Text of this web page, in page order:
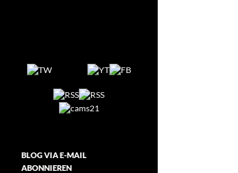
BLOG VIA E-MAIL
ABONNIEREN